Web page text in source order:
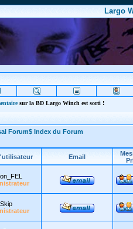
Largo
sur la BD Largo Winch est sorti !
Forum$ Index du Forum
Email
Skip